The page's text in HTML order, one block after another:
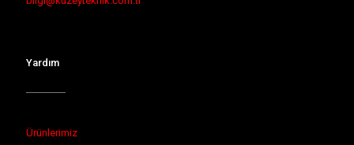
Yardım
Ürünlerimiz